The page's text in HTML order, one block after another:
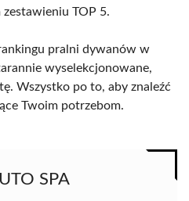
zestawieniu TOP 5.
pralni dywanów w
wyselekcjonowane,
Wszystko po to, aby znaleźć
Twoim potrzebom.
SPA